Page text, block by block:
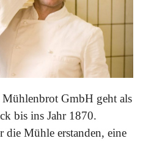
GmbH geht als
bis ins Jahr 1870.
die Mühle erstanden, eine